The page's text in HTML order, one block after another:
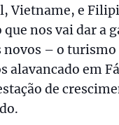
Vietname, e
nos vai dar a
– o
alavancado em
de